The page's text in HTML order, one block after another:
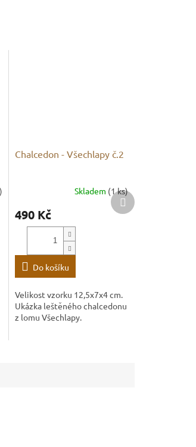
Chalcedon - Všechlapy č.2
Skladem (1 ks)
490 Kč
Do košíku
Velikost vzorku 12,5x7x4 cm.
Ukázka leštěného chalcedonu
z lomu Všechlapy.
Další
produkt